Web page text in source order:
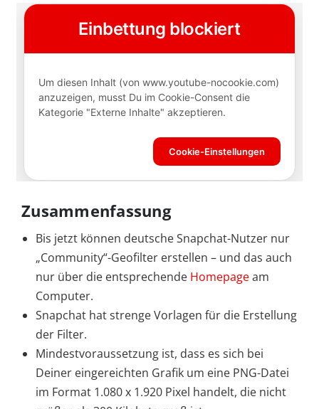
Zusammenfassung
Bis jetzt können deutsche Snapchat-Nutzer nur
„Community“-Geofilter erstellen – und das auch
nur über die entsprechende Homepageam
Computer.
Snapchat hat strenge Vorlagen für die Erstellung
der Filter.
Mindestvoraussetzung ist, dass es sich bei
Deiner eingereichten Grafik um eine PNG-Datei
im Format 1.080 x 1.920 Pixel handelt, die nicht